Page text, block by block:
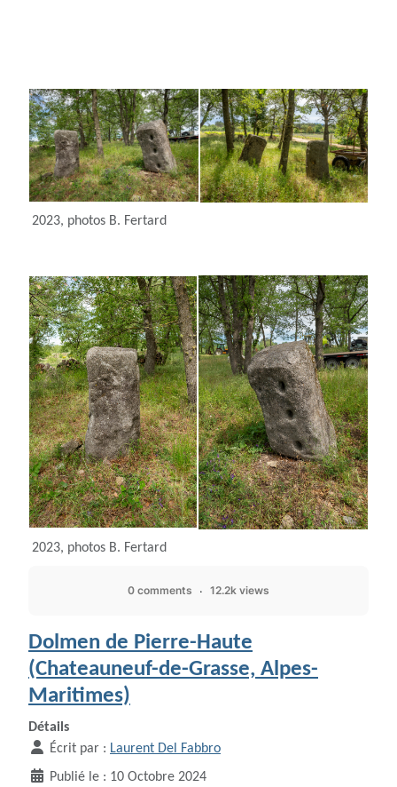
2023, photos B. Fertard
2023, photos B. Fertard
0 comments 12.2k views
Dolmen de Pierre-Haute
(Chateauneuf-de-Grasse, Alpes-
Maritimes)
Détails
Écrit par : Laurent Del Fabbro
Publié le : 10 Octobre 2024